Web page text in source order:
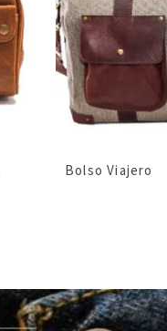
Bolso Viajero